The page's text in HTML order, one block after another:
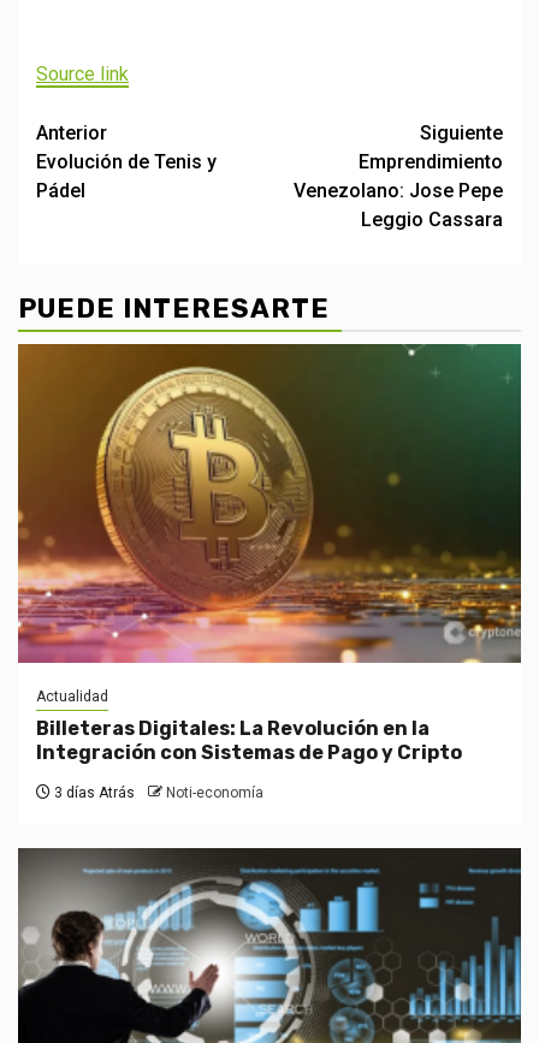
entradas
Source link
Post
navigation
Anterior
Evolución de Tenis y
Pádel
Siguiente
Emprendimiento
Venezolano: Jose Pepe
Leggio Cassara
PUEDE INTERESARTE
Actualidad
Billeteras Digitales: La Revolución en la
Integración con Sistemas de Pago y Cripto
3 días Atrás Noti-economía